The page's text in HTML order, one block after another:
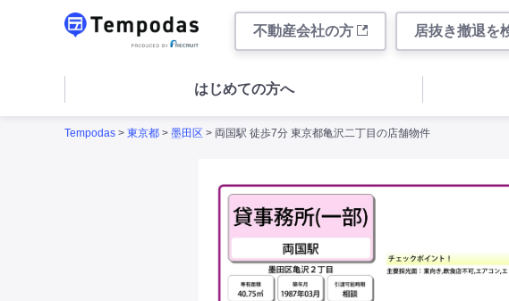
不動産会社の方 居抜き撤退を
はじめての方へ
Tempodas > 東京都 > 墨田区 > 両国駅 徒歩7分 東京都亀沢二丁目の店舗物件